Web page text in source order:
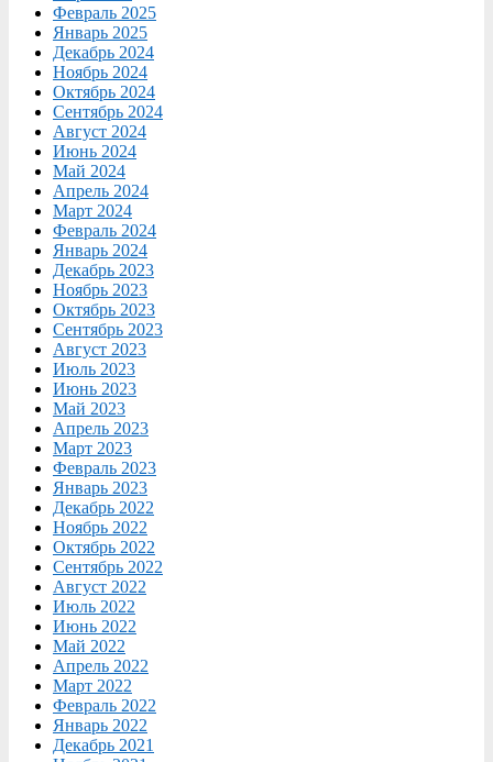
Февраль 2025
Январь 2025
Декабрь 2024
Ноябрь 2024
Октябрь 2024
Сентябрь 2024
Август 2024
Июнь 2024
Май 2024
Апрель 2024
Март 2024
Февраль 2024
Январь 2024
Декабрь 2023
Ноябрь 2023
Октябрь 2023
Сентябрь 2023
Август 2023
Июль 2023
Июнь 2023
Май 2023
Апрель 2023
Март 2023
Февраль 2023
Январь 2023
Декабрь 2022
Ноябрь 2022
Октябрь 2022
Сентябрь 2022
Август 2022
Июль 2022
Июнь 2022
Май 2022
Апрель 2022
Март 2022
Февраль 2022
Январь 2022
Декабрь 2021